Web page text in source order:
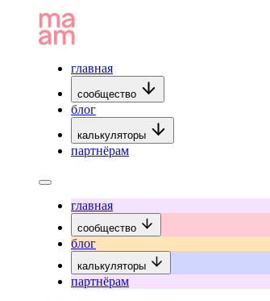
главная
сообщество
блог
калькуляторы
партнёрам
главная
сообщество
блог
калькуляторы
партнёрам